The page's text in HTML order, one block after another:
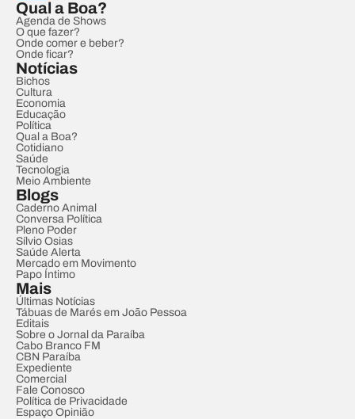
Qual a Boa?
Agenda de Shows
O que fazer?
Onde comer e beber?
Onde ficar?
Notícias
Bichos
Cultura
Economia
Educação
Política
Qual a Boa?
Cotidiano
Saúde
Tecnologia
Meio Ambiente
Blogs
Caderno Animal
Conversa Política
Pleno Poder
Sílvio Osias
Saúde Alerta
Mercado em Movimento
Papo Íntimo
Mais
Últimas Notícias
Tábuas de Marés em João Pessoa
Editais
Sobre o Jornal da Paraíba
Cabo Branco FM
CBN Paraíba
Expediente
Comercial
Fale Conosco
Política de Privacidade
Espaço Opinião